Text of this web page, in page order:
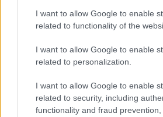
I want to allow Google to enable
related to functionality of the
I want to allow Google to enable
related to personalization.
I want to allow Google to enable
related to security, including
functionality and fraud